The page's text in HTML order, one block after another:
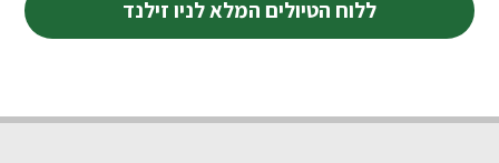
ללוח הטיולים המלא לניו זילנד